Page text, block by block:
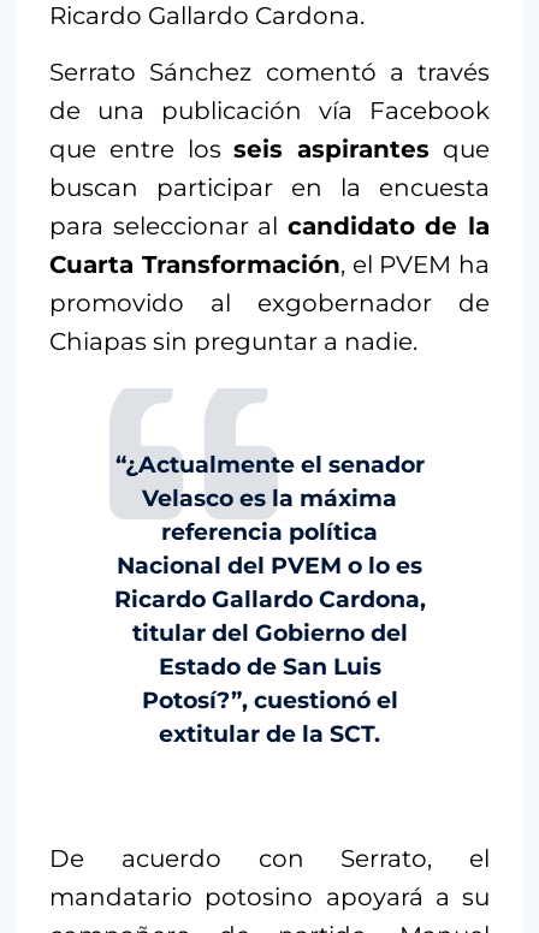
Ricardo Gallardo Cardona.
Serrato Sánchez comentó a través
de una publicación vía Facebook
que entre losseis aspirantes que
buscan participar en la encuesta
para seleccionar al candidato de la
Cuarta Transformación, el PVEM ha
promovido al exgobernador de
Chiapas sin preguntar a nadie.
“¿Actualmente el senador
Velasco es la máxima
referencia política
Nacional del PVEM o lo es
Ricardo Gallardo Cardona,
titular del Gobierno del
Estado de San Luis
Potosí?”, cuestionó el
extitular de la SCT.
De acuerdo con Serrato, el
mandatario potosino apoyará a su